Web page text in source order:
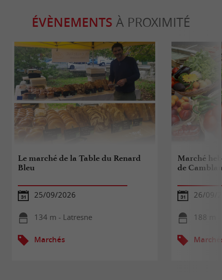
ÉVÈNEMENTS À PROXIMITÉ
Le marché de la Table du Renard
Bleu
25/09/2026
134 m - Latresne
Marchés
Marché
de
26/09/
188 m